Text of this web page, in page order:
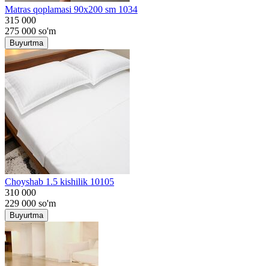
Matras qoplamasi 90x200 sm 1034
315 000
275 000 so'm
Buyurtma
Choyshab 1.5 kishilik 10105
310 000
229 000 so'm
Buyurtma